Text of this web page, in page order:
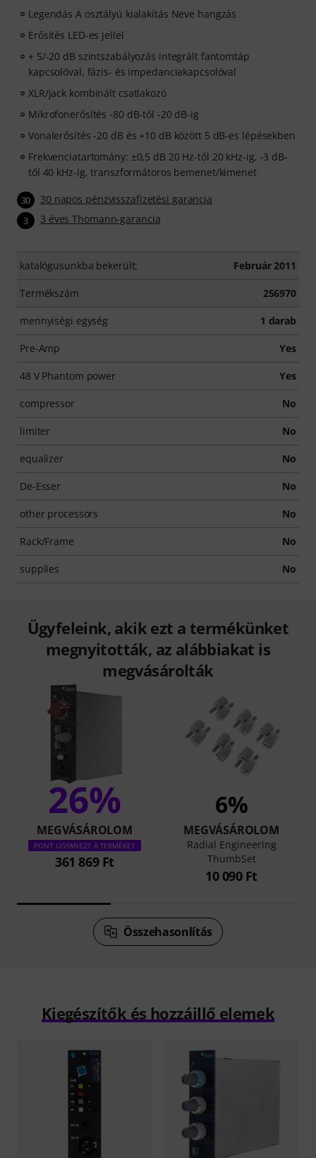
Legendás A osztályú kialakítás Neve hangzás
Erősítés LED-es jellel
+ 5/-20 dB szintszabályozás integrált fantomtáp
kapcsolóval, fázis- és impedanciakapcsolóval
XLR/jack kombinált csatlakozó
Mikrofonerősítés -80 dB-től -20 dB-ig
Vonalerősítés -20 dB és +10 dB között 5 dB-es lépésekben
Frekvenciatartomány: ±0,5 dB 20 Hz-től 20 kHz-ig, -3 dB-
től 40 kHz-ig, transzformátoros bemenet/kimenet
30 30 napos pénzvisszafizetési garancia
3 3 éves Thomann-garancia
katalógusunkba bekerült: Február 2011
Termékszám 256970
mennyiségi egység 1 darab
Pre-Amp Yes
48 V Phantom power Yes
compressor No
limiter No
equalizer No
De-Esser No
other processors No
Rack/Frame No
supplies No
Ügyfeleink, akik ezt a termékünket
megnyitották, az alábbiakat is
megvásárolták
26%
MEGVÁSÁROLOM
PONT UGYANEZT A TERMÉKET
361 869 Ft
6%
MEGVÁSÁROLOM
Radial Engineering
ThumbSet
10 090 Ft
Összehasonlítás
Kiegészítők és hozzáillő elemek